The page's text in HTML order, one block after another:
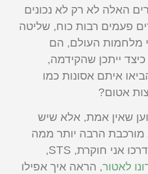
האלה לא רק לא נכונים
פעמים רבות כוח, שליטה
מלחמות העולם, הם
ייתכן שהקידמה,
איתם אסונות כמו
אטום?
שאין אמת, אלא שיש
הרבה יותר ממה
שנדמה לנו. התחום שדרכו אני חוקרת, STS,
לאטור, הראה איך אפילו